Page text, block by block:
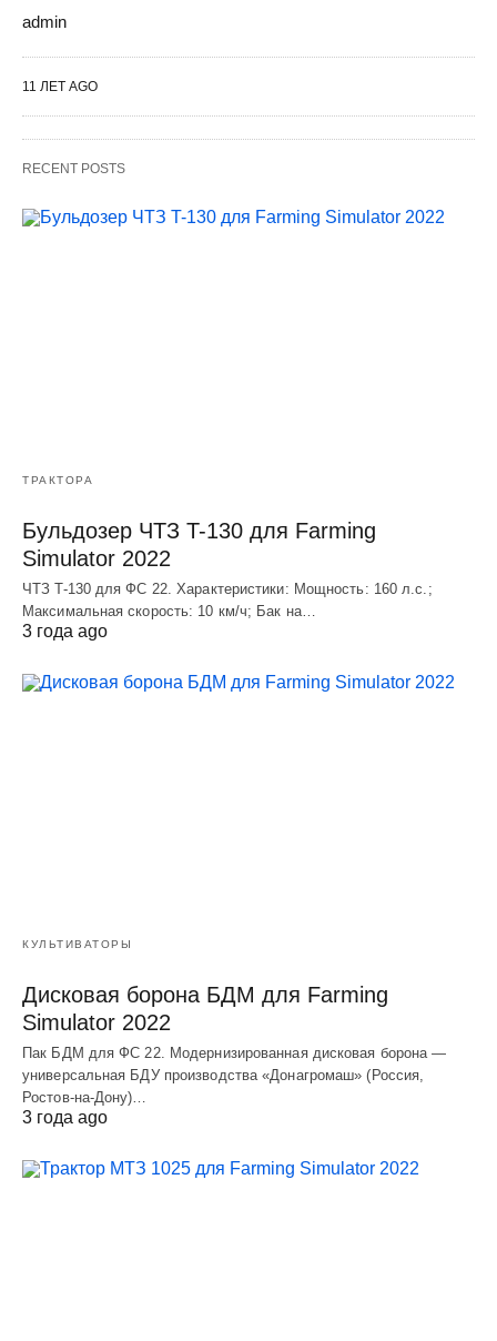
admin
11 ЛЕТ AGO
RECENT POSTS
ТРАКТОРА
Бульдозер ЧТЗ T-130 для Farming
Simulator 2022
ЧТЗ T-130 для ФС 22. Характеристики: Мощноcть: 160 л.c.;
Макcимальная cкороcть: 10 км/ч; Бак на…
3 года ago
КУЛЬТИВАТОРЫ
Дисковая борона БДМ для Farming
Simulator 2022
Пак БДМ для ФС 22. Модернизированная дисковая борона —
универсальная БДУ производства «Донагромаш» (Россия,
Ростов-на-Дону)…
3 года ago